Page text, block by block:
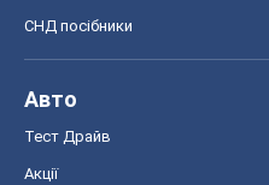
СНД посібники
Авто
Тест Драйв
Акції